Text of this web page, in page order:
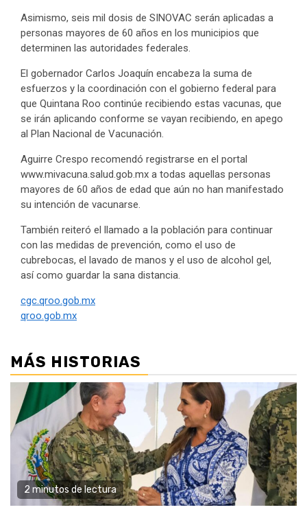
Asimismo, seis mil dosis de SINOVAC serán aplicadas a
personas mayores de 60 años en los municipios que
determinen las autoridades federales.
El gobernador Carlos Joaquín encabeza la suma de
esfuerzos y la coordinación con el gobierno federal para
que Quintana Roo continúe recibiendo estas vacunas, que
se irán aplicando conforme se vayan recibiendo, en apego
al Plan Nacional de Vacunación.
Aguirre Crespo recomendó registrarse en el portal
www.mivacuna.salud.gob.mx a todas aquellas personas
mayores de 60 años de edad que aún no han manifestado
su intención de vacunarse.
También reiteró el llamado a la población para continuar
con las medidas de prevención, como el uso de
cubrebocas, el lavado de manos y el uso de alcohol gel,
así como guardar la sana distancia.
cgc.qroo.gob.mx
qroo.gob.mx
MÁS HISTORIAS
2 minutos de lectura